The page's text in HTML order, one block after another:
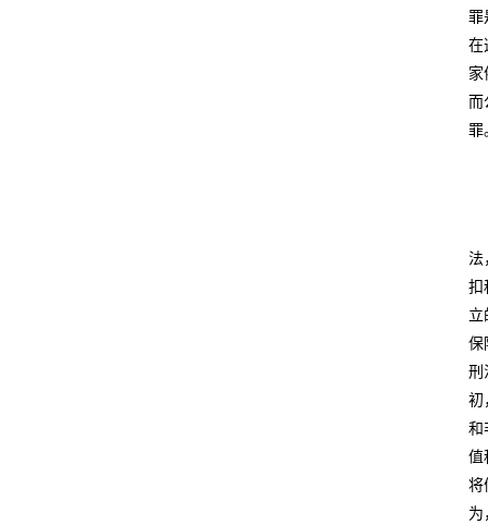
罪
在
家
而
罪
法
扣
立
保
刑
初
和
值
将
为